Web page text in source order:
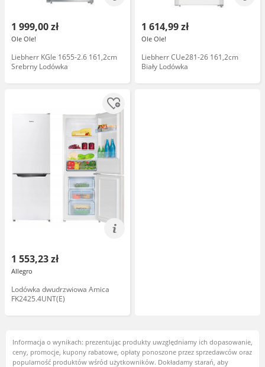
1 999,00 zł
Ole Ole!
Liebherr KGle 1655-2.6 161,2cm
Srebrny Lodówka
1 614,99 zł
Ole Ole!
Liebherr CUe281-26 161,2cm
Biały Lodówka
1 553,23 zł
Allegro
Lodówka dwudrzwiowa Amica
FK2425.4UNT(E)
Informacja o wynikach: prezentując produkty uwzględniamy ich dopasowanie,
ceny, promocje, kupony rabatowe, opłaty ponoszone przez sprzedawców oraz
popularność produktów wśród użytkowników. Dokładamy starań, aby